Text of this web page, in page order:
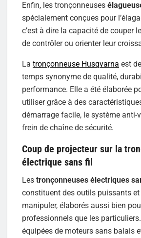
Enfin, les tronçonneuses
spécialement conçues pour
c’est à dire la capacité de couper
de contrôler ou orienter leur
La tronçonneuse Husqvarna est
temps synonyme de qualité,
performance. Elle a été élaborée
utiliser grâce à des
démarrage facile, le système anti-
frein de chaîne de sécurité.
Coup de projecteur sur la
électrique sans fil
Les tronçonneuses électriques
constituent des outils puissants
manipuler, élaborés aussi bien
professionnels que les
équipées de moteurs sans balais